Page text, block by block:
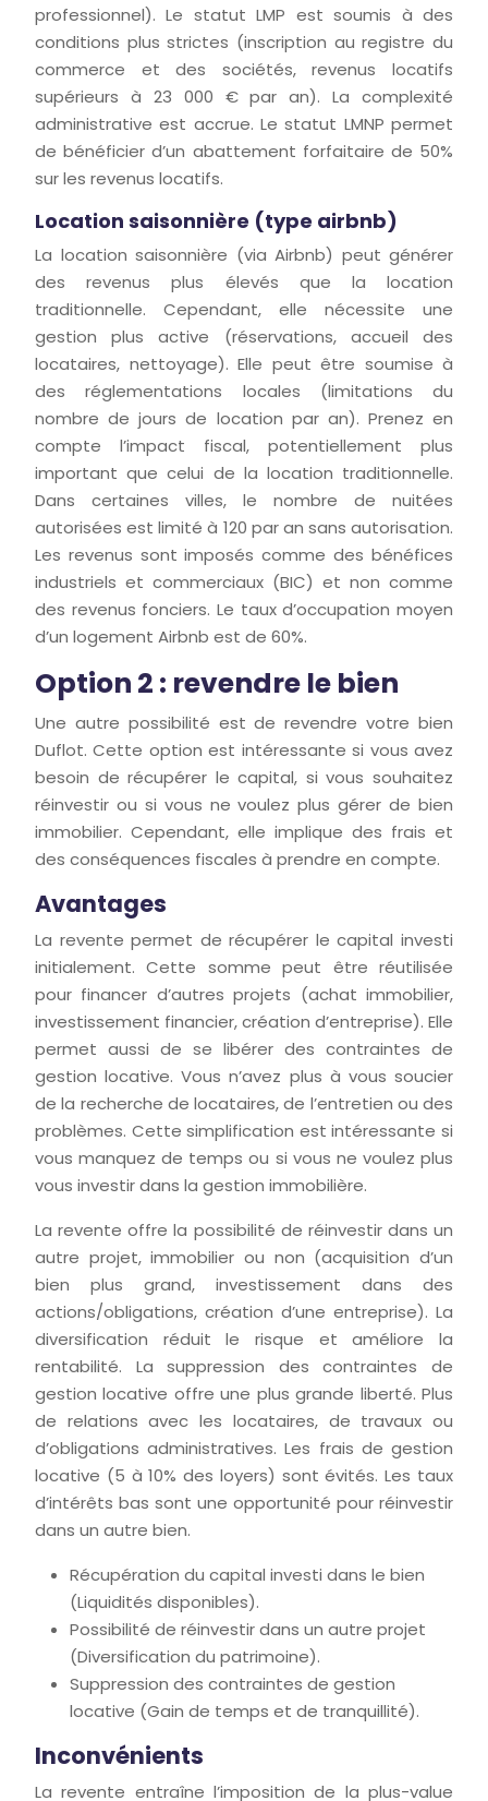
professionnel). Le statut LMP est soumis à des
conditions plus strictes (inscription au registre du
commerce et des sociétés, revenus locatifs
supérieurs à 23 000 € par an). La complexité
administrative est accrue. Le statut LMNP permet
de bénéficier d’un abattement forfaitaire de 50%
sur les revenus locatifs.
Location saisonnière (type airbnb)
La location saisonnière (via Airbnb) peut générer
des revenus plus élevés que la location
traditionnelle. Cependant, elle nécessite une
gestion plus active (réservations, accueil des
locataires, nettoyage). Elle peut être soumise à
des réglementations locales (limitations du
nombre de jours de location par an). Prenez en
compte l’impact fiscal, potentiellement plus
important que celui de la location traditionnelle.
Dans certaines villes, le nombre de nuitées
autorisées est limité à 120 par an sans autorisation.
Les revenus sont imposés comme des bénéfices
industriels et commerciaux (BIC) et non comme
des revenus fonciers. Le taux d’occupation moyen
d’un logement Airbnb est de 60%.
Option 2 : revendre le bien
Une autre possibilité est de revendre votre bien
Duflot. Cette option est intéressante si vous avez
besoin de récupérer le capital, si vous souhaitez
réinvestir ou si vous ne voulez plus gérer de bien
immobilier. Cependant, elle implique des frais et
des conséquences fiscales à prendre en compte.
Avantages
La revente permet de récupérer le capital investi
initialement. Cette somme peut être réutilisée
pour financer d’autres projets (achat immobilier,
investissement financier, création d’entreprise). Elle
permet aussi de se libérer des contraintes de
gestion locative. Vous n’avez plus à vous soucier
de la recherche de locataires, de l’entretien ou des
problèmes. Cette simplification est intéressante si
vous manquez de temps ou si vous ne voulez plus
vous investir dans la gestion immobilière.
La revente offre la possibilité de réinvestir dans un
autre projet, immobilier ou non (acquisition d’un
bien plus grand, investissement dans des
actions/obligations, création d’une entreprise). La
diversification réduit le risque et améliore la
rentabilité. La suppression des contraintes de
gestion locative offre une plus grande liberté. Plus
de relations avec les locataires, de travaux ou
d’obligations administratives. Les frais de gestion
locative (5 à 10% des loyers) sont évités. Les taux
d’intérêts bas sont une opportunité pour réinvestir
dans un autre bien.
Récupération du capital investi dans le bien
(Liquidités disponibles).
Possibilité de réinvestir dans un autre projet
(Diversification du patrimoine).
Suppression des contraintes de gestion
locative (Gain de temps et de tranquillité).
Inconvénients
La revente entraîne l’imposition de la plus-value